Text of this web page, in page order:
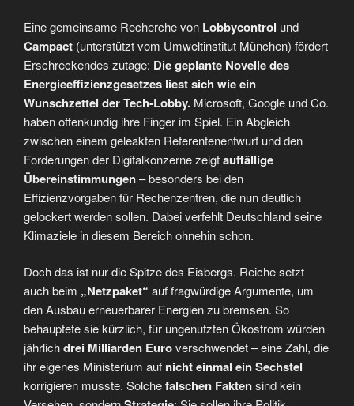
Eine gemeinsame Recherche von Lobbycontrol und
Campact (unterstützt vom Umweltinstitut München) fördert
Erschreckendes zutage: Die geplante Novelle des
Energieeffizienzgesetzes liest sich wie ein
Wunschzettel der Tech-Lobby. Microsoft, Google und Co.
haben offenkundig ihre Finger im Spiel. Ein Abgleich
zwischen einem geleakten Referentenentwurf und den
Forderungen der Digitalkonzerne zeigtauffällige
Übereinstimmungen– besonders bei den
Effizienzvorgaben für Rechenzentren, die nun deutlich
gelockert werden sollen. Dabei verfehlt Deutschland seine
Klimaziele in diesem Bereich ohnehin schon.
Doch das ist nur die Spitze des Eisbergs. Reiche setzt
auch beim „Netzpaket“ auf fragwürdige Argumente, um
den Ausbau erneuerbarer Energien zu bremsen. So
behauptete sie kürzlich, für ungenutzten Ökostrom würden
jährlichdrei Milliarden Euroverschwendet – eine Zahl, die
ihr eigenes Ministerium auf nicht einmal ein Sechstel
korrigieren musste. Solchefalschen Faktensind kein